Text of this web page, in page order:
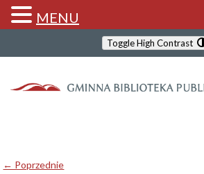
Toggle High Contrast
← Poprzednie
MENU